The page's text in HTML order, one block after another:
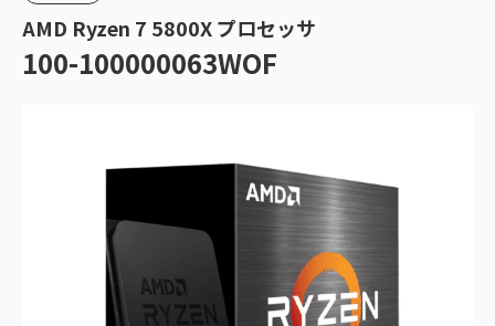
AMD Ryzen 7 5800X プロセッサ
100-100000063WOF